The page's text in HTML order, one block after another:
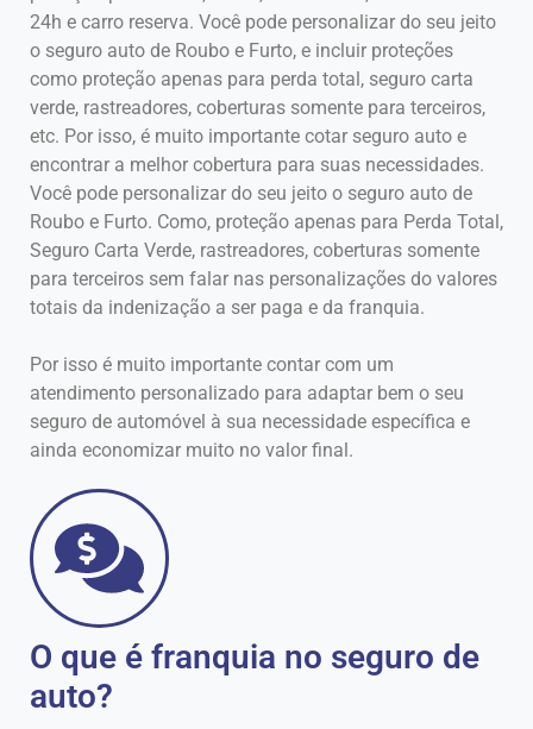
24h e carro reserva. Você pode personalizar do seu jeito
o seguro auto de Roubo e Furto, e incluir proteções
como proteção apenas para perda total, seguro carta
verde, rastreadores, coberturas somente para terceiros,
etc. Por isso, é muito importante cotar seguro auto e
encontrar a melhor cobertura para suas necessidades.
Você pode personalizar do seu jeito o seguro auto de
Roubo e Furto. Como, proteção apenas para Perda Total,
Seguro Carta Verde, rastreadores, coberturas somente
para terceiros sem falar nas personalizações do valores
totais da indenização a ser paga e da franquia.
Por isso é muito importante contar com um
atendimento personalizado para adaptar bem o seu
seguro de automóvel à sua necessidade específica e
ainda economizar muito no valor final.
O que é franquia no seguro de
auto?